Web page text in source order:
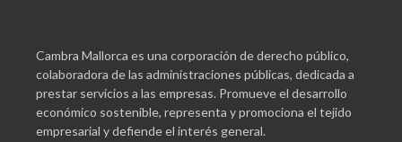
Cambra Mallorca es una corporación de derecho público,
colaboradora de las administraciones públicas, dedicada a
prestar servicios a las empresas. Promueve el desarrollo
económico sostenible, representa y promociona el tejido
empresarial y defiende el interés general.